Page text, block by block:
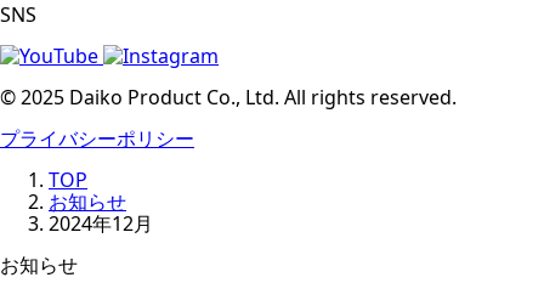
SNS
© 2025 Daiko Product Co., Ltd. All rights reserved.
プライバシーポリシー
TOP
お知らせ
2024年12月
お知らせ